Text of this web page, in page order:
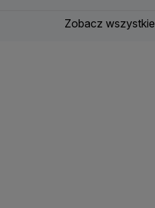
Zobacz wszystkie